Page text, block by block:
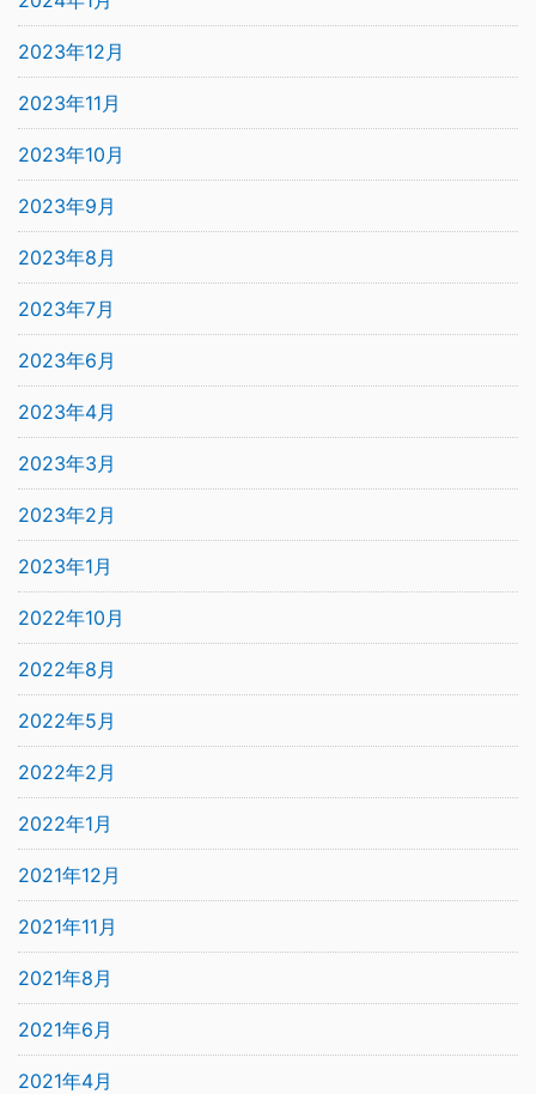
2023年12月
2023年11月
2023年10月
2023年9月
2023年8月
2023年7月
2023年6月
2023年4月
2023年3月
2023年2月
2023年1月
2022年10月
2022年8月
2022年5月
2022年2月
2022年1月
2021年12月
2021年11月
2021年8月
2021年6月
2021年4月